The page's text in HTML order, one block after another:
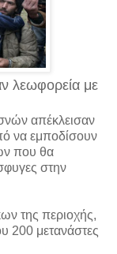
λεωφορεία με
απέκλεισαν
να εμποδίσουν
που θα
στην
της περιοχής,
200 μετανάστες